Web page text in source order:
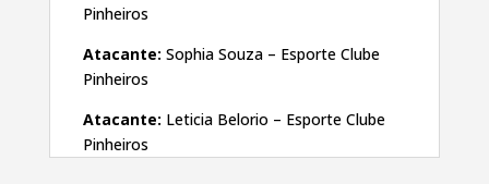
Pinheiros
Atacante: Sophia Souza – Esporte Clube
Pinheiros
Atacante: Leticia Belorio – Esporte Clube
Pinheiros